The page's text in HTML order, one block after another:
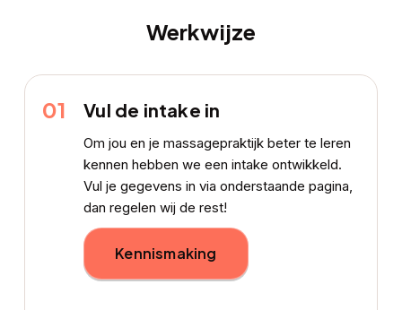
Werkwijze
01 Vul de intake in
Om jou en je massagepraktijk beter te leren
kennen hebben we een intake ontwikkeld.
Vul je gegevens in via onderstaande pagina,
dan regelen wij de rest!
Kennismaking